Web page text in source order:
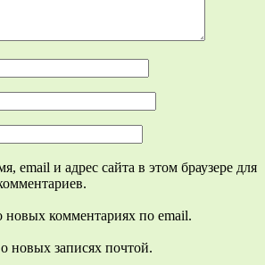
email и адрес сайта в этом браузере для
новых комментариях по email.
новых записях почтой.